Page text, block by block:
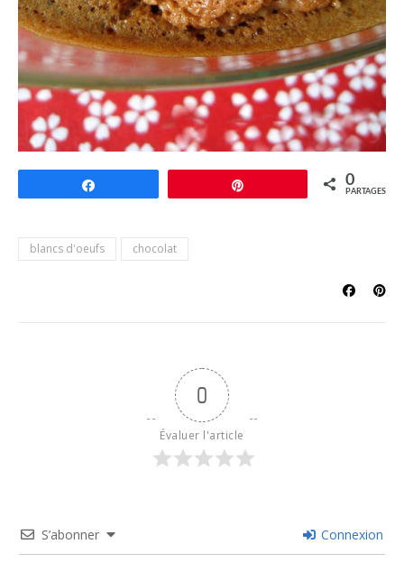
0
PARTAGES
blancs d'oeufs chocolat
0
Évaluer l'article
S’abonner Connexion